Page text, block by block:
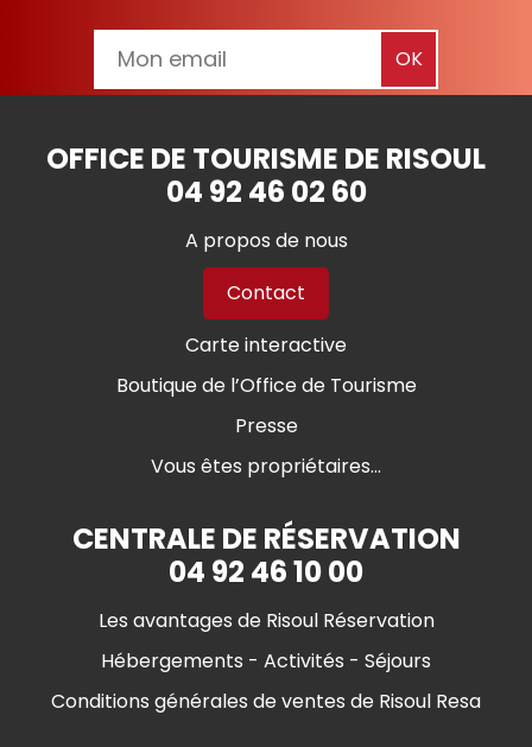
OFFICE DE TOURISME DE RISOUL
04 92 46 02 60
A propos de nous
Contact
Carte interactive
Boutique de l’Office de Tourisme
Presse
Vous êtes propriétaires...
CENTRALE DE RÉSERVATION
04 92 46 10 00
Les avantages de Risoul Réservation
Hébergements - Activités - Séjours
Conditions générales de ventes de Risoul Resa